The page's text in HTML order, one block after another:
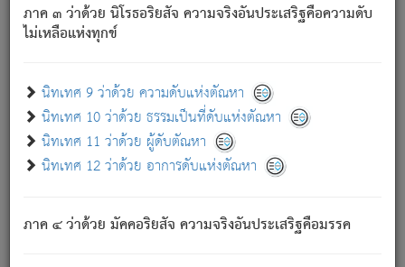
ภาค ๓ ว่าด้วย นิโรธอริยสัจ ความจริงอันประเสริฐคือความดับ
ไม่เหลือแห่งทุกข์
นิทเทศ 9 ว่าด้วย ความดับแห่งตัณหา
นิทเทศ 10 ว่าด้วย ธรรมเป็นที่ดับแห่งตัณหา
นิทเทศ 11 ว่าด้วย ผู้ดับตัณหา
นิทเทศ 12 ว่าด้วย อาการดับแห่งตัณหา
ภาค ๔ ว่าด้วย มัคคอริยสัจ ความจริงอันประเสริฐคือมรรค
ภิกษุนั้น เป็นผู้ครอบงำมารได้แล้ว ชนะสงครามแล้ว ก้าวล่วง
ภพทั้งหลายทั้งปวงได้แล้ว เป็นผู้คงที่ (คือไม่เปลี่ยนแปลงอีกต่อ
- อุ.ขุ. ๒๕/๑๒๑/๘๔.
(ข้อความนี้ เป็นพระพุทธอุทานที่ทรงเปล่งออก ที่โคนต้นโพธิ์
เป็นที่ตรัสรู้ เมื่อตรัสรู้แล้วได้ 7 วัน)